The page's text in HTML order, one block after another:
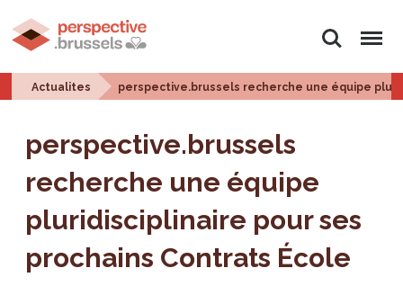
Rechercher
Menu
Actualites perspective.brussels recherche une équipe
perspective.brussels
recherche une équipe
pluridisciplinaire pour ses
prochains Contrats École